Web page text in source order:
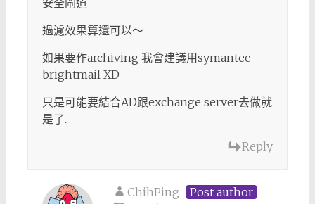
過濾效果算還可以～
如果要作archiving 我會建議用symantec
brightmail XD
只是可能要結合AD跟exchange server去做就
是了..
Reply
ChihPing
Post author